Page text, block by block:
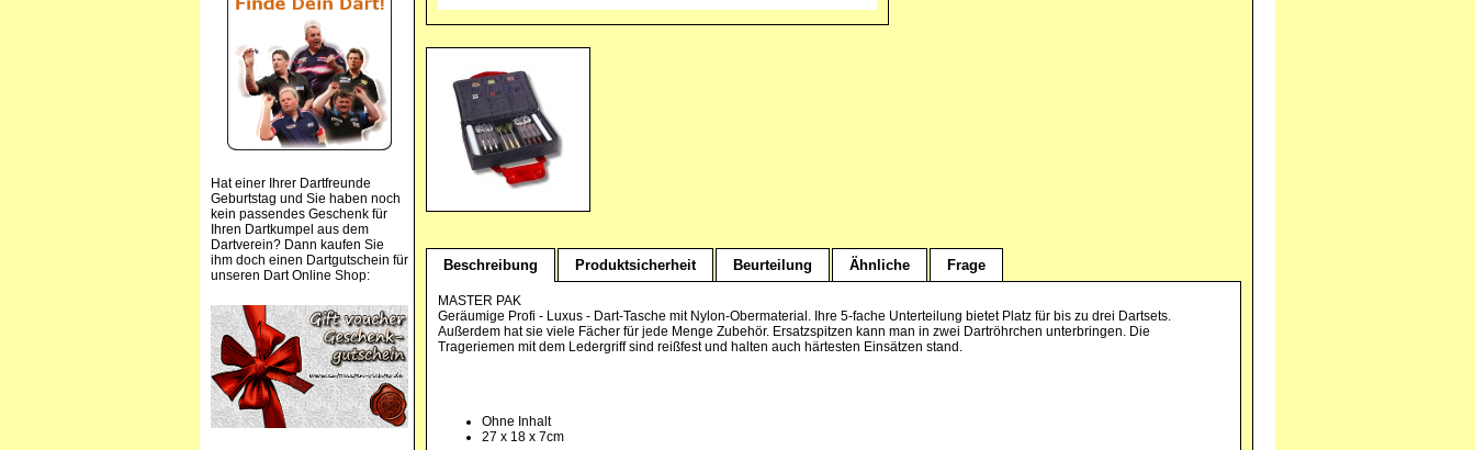
Hat einer Ihrer Dartfreunde
Geburtstag und Sie haben noch
kein passendes Geschenk für
Ihren Dartkumpel aus dem
Dartverein? Dann kaufen Sie
ihm doch einen Dartgutschein für
unseren Dart Online Shop:
Beschreibung Produktsicherheit Beurteilung Ähnliche Frage
MASTER PAK
Geräumige Profi - Luxus - Dart-Tasche mit Nylon-Obermaterial. Ihre 5-fache Unterteilung bietet Platz für bis zu drei Dartsets.
Außerdem hat sie viele Fächer für jede Menge Zubehör. Ersatzspitzen kann man in zwei Dartröhrchen unterbringen. Die
Trageriemen mit dem Ledergriff sind reißfest und halten auch härtesten Einsätzen stand.
Ohne Inhalt
27 x 18 x 7cm